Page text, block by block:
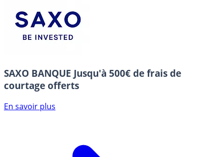
SAXO BANQUE Jusqu'à 500€ de frais de
courtage offerts
En savoir plus